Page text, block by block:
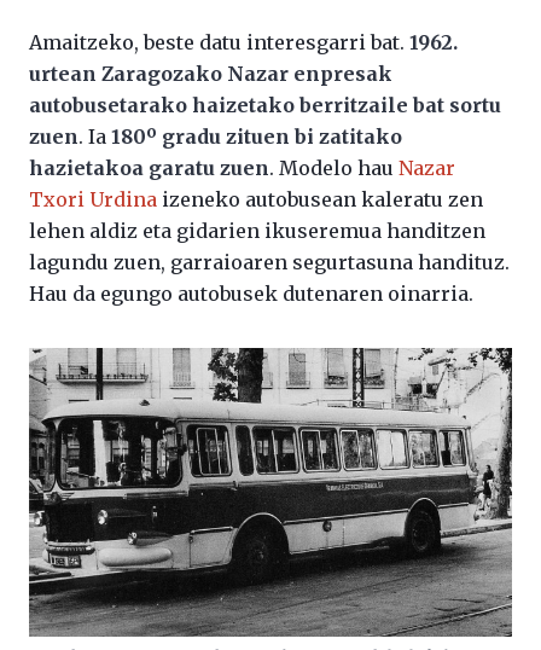
Amaitzeko, beste datu interesgarri bat. 1962.
urtean Zaragozako Nazar enpresak
autobusetarako haizetako berritzaile bat sortu
zuen. Ia 180º gradu zituen bi zatitako
hazietakoa garatu zuen. Modelo hau Nazar
Txori Urdina izeneko autobusean kaleratu zen
lehen aldiz eta gidarien ikuseremua handitzen
lagundu zuen, garraioaren segurtasuna handituz.
Hau da egungo autobusek dutenaren oinarria.